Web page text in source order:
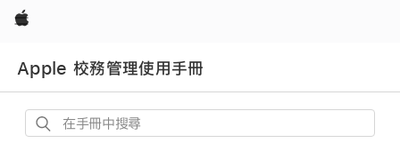
Apple
Apple 校務管理使用手冊
在